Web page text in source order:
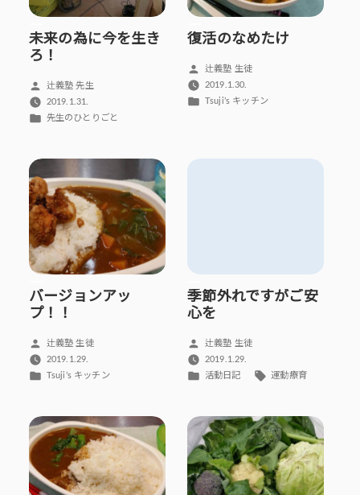
未来の為に今を生き
ろ！
投
稿
者:
辻義塾 先生
2019.1.31.
カ
ー:
先生のひとりごと
復活のなめたけ
投
稿
者:
辻義塾 生徒
2019.1.30.
カ
Tsuji’s キッチン
バージョンアッ
プ！！
投
稿
者:
辻義塾 生徒
2019.1.29.
カ
リ
ー:
Tsuji’s キッチン
季節外れですがご安
心を
投
稿
者:
辻義塾 生徒
2019.1.29.
カ
リ
ー:
活動日記
タ
運動療育